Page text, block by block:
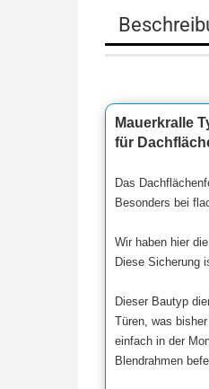
Mauerkralle
für
Das
Besonders bei
Wir haben hier
Diese Sicherung
Dieser Bautyp
Türen, was
einfach in der
Blendrahmen